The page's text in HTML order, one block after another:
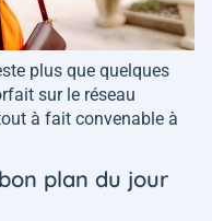
plus que quelques
sur le réseau
à fait convenable à
plan du jour